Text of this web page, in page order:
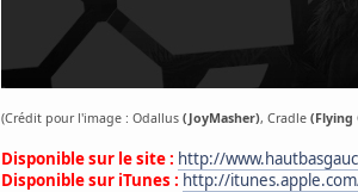
(Crédit pour l'image : Odallus (JoyMasher), Cradle (Flying
Disponible sur le site : http://
Disponible sur iTunes : http://